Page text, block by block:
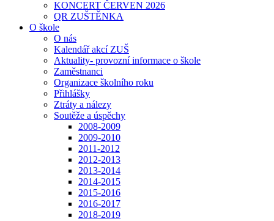
KONCERT ČERVEN 2026
QR ZUŠTĚNKA
O škole
O nás
Kalendář akcí ZUŠ
Aktuality- provozní informace o škole
Zaměstnanci
Organizace školního roku
Přihlášky
Ztráty a nálezy
Soutěže a úspěchy
2008-2009
2009-2010
2011-2012
2012-2013
2013-2014
2014-2015
2015-2016
2016-2017
2018-2019